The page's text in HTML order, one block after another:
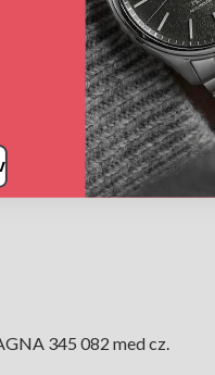
345 082 med cz.